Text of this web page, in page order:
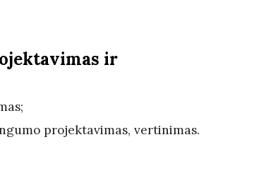
ir
projektavimas, vertinimas.